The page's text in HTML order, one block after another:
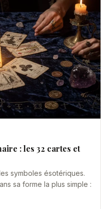
: les 32 cartes et
symboles ésotériques.
sa forme la plus simple :